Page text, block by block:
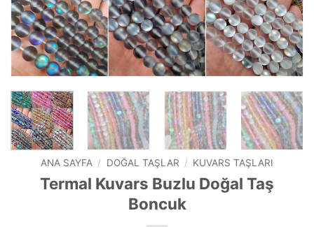
ANA SAYFA / DOĞAL TAŞLAR / KUVARS TAŞLARI
Termal Kuvars Buzlu Doğal Taş
Boncuk